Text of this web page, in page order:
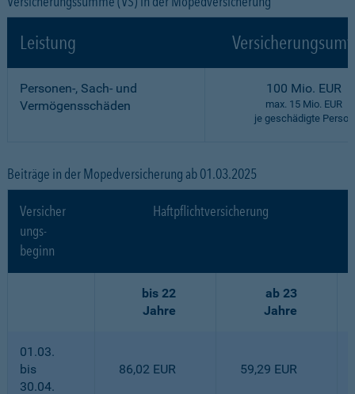
Leistung
Personen-, Sach- und
Vermögensschäden
100 Mio. EUR
max. 15 Mio. EUR
je geschädigte Person
Beiträge in der Mopedversicherung ab 01.03.2025
Versicher
ungs-
beginn
Haftpflichtversicherung
bis 22
Jahre
ab 23
Jahre
01.03.
bis
30.04.
86,02 EUR 59,29 EUR